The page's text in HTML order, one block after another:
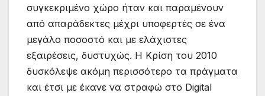
συγκεκριμένο χώρο ήταν και παραμένουν
από απαράδεκτες μέχρι υποφερτές σε ένα
μεγάλο ποσοστό και με ελάχιστες
εξαιρέσεις, δυστυχώς. Η Κρίση του 2010
δυσκόλεψε ακόμη περισσότερο τα πράγματα
και έτσι με έκανε να στραφώ στο Digital